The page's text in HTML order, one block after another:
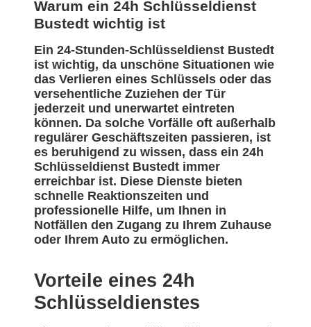
Warum ein 24h Schlüsseldienst
Bustedt wichtig ist
Ein 24-Stunden-Schlüsseldienst Bustedt
ist wichtig, da unschöne Situationen wie
das Verlieren eines Schlüssels oder das
versehentliche Zuziehen der Tür
jederzeit und unerwartet eintreten
können. Da solche Vorfälle oft außerhalb
regulärer Geschäftszeiten passieren, ist
es beruhigend zu wissen, dass ein 24h
Schlüsseldienst Bustedt immer
erreichbar ist. Diese Dienste bieten
schnelle Reaktionszeiten und
professionelle Hilfe, um Ihnen in
Notfällen den Zugang zu Ihrem Zuhause
oder Ihrem Auto zu ermöglichen.
Vorteile eines 24h
Schlüsseldienstes